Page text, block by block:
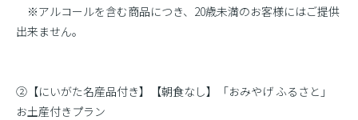
※アルコールを含む商品につき、20歳未満のお客様にはご提供
出来ません。
②【にいがた名産品付き】【朝食なし】「おみやげ ふるさと」
お土産付きプラン